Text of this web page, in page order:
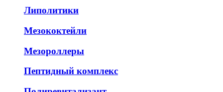
Липолитики
Мезококтейли
Мезороллеры
Пептидный комплекс